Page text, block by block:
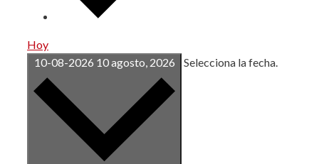
Hoy
10-08-2026 10 agosto, 2026 Selecciona la fecha.